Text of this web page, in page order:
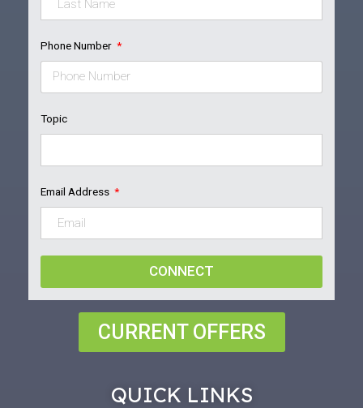
Phone Number
Topic
Email Address
CONNECT
CURRENT OFFERS
QUICK LINKS